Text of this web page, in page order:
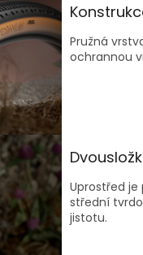
Pružná
ochrannou
Uprostřed
střední
jistotu.